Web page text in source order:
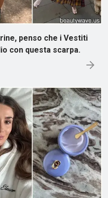
penso che i Vestiti
con questa scarpa.